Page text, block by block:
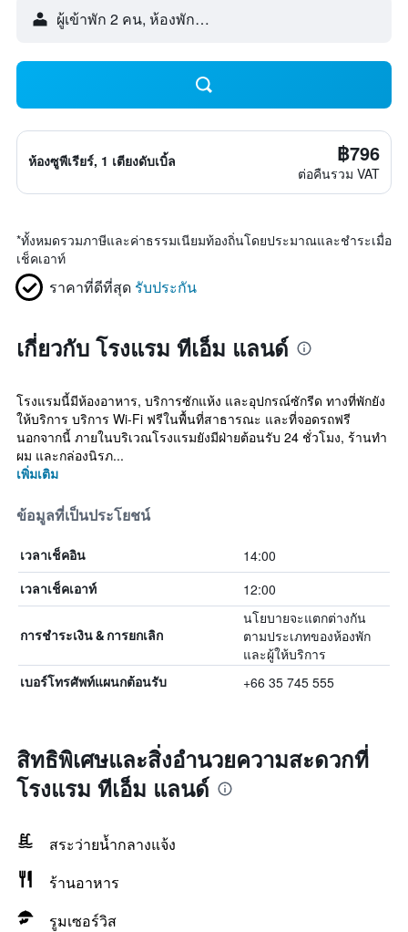
ผู้เข้าพัก 2 คน, ห้องพัก 1 ห้อง
ห้องซูพีเรียร์, 1 เตียงดับเบิ้ล ฿796
ต่อคืนรวม VAT
*ทั้งหมดรวมภาษีและค่าธรรมเนียมท้องถิ่นโดยประมาณและชำระเมื่อ
เช็คเอาท์
ราคาที่ดีที่สุด รับประกัน
เกี่ยวกับ โรงแรม ทีเอ็ม แลนด์
โรงแรมนี้มีห้องอาหาร, บริการซักแห้ง และอุปกรณ์ซักรีด ทางที่พักยัง
ให้บริการ บริการ Wi-Fi ฟรีในพื้นที่สาธารณะ และที่จอดรถฟรี
นอกจากนี้ ภายในบริเวณโรงแรมยังมีฝ่ายต้อนรับ 24 ชั่วโมง, ร้านทำ
ผม และกล่องนิรภ...
เพิ่มเติม
ข้อมูลที่เป็นประโยชน์
เวลาเช็คอิน 14:00
เวลาเช็คเอาท์ 12:00
การชำระเงิน & การยกเลิก
นโยบายจะแตกต่างกัน
ตามประเภทของห้องพัก
และผู้ให้บริการ
เบอร์โทรศัพท์แผนกต้อนรับ +66 35 745 555
สิทธิพิเศษและสิ่งอำนวยความสะดวกที่
โรงแรม ทีเอ็ม แลนด์
สระว่ายน้ำกลางแจ้ง
ร้านอาหาร
รูมเซอร์วิส